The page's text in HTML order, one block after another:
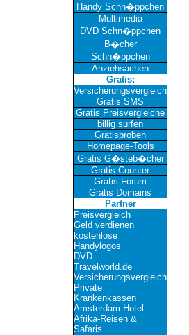
Handy Schn�ppchen
Multimedia
DVD Schn�ppchen
B�cher
Schn�ppchen
Anziehsachen
Gratis:
Versicherungsvergleich
Gratis SMS
Gratis Preisvergleiche
billig surfen
Gratisproben
Homepage-Tools
Gratis G�steb�cher
Gratis Counter
Gratis Forum
Gratis Domains
Partner
Preisvergleich
Geld verdienen
kostenlose
Handylogos
DVD
Travelworld.de
Versicherungsvergleich
Private
Krankenkassen
Amsterdam Hotel
Afrika-Reisen &
Safaris